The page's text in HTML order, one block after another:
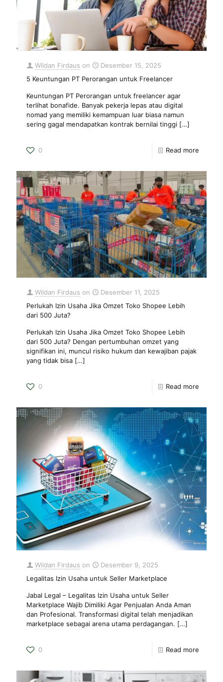
Wildan Firdaus on
Desember 15, 2025
5 Keuntungan PT Perorangan untuk Freelancer
Keuntungan PT Perorangan untuk freelancer agar
terlihat bonafide. Banyak pekerja lepas atau digital
nomad yang memiliki kemampuan luar biasa namun
sering gagal mendapatkan kontrak bernilai tinggi […]
0 Read more
Wildan Firdaus on
Desember 11, 2025
Perlukah Izin Usaha Jika Omzet Toko Shopee Lebih
dari 500 Juta?
Perlukah Izin Usaha Jika Omzet Toko Shopee Lebih
dari 500 Juta? Dengan pertumbuhan omzet yang
signifikan ini, muncul risiko hukum dan kewajiban pajak
yang tidak bisa […]
0 Read more
Wildan Firdaus on
Desember 9, 2025
Legalitas Izin Usaha untuk Seller Marketplace
Jabal Legal – Legalitas Izin Usaha untuk Seller
Marketplace Wajib Dimiliki Agar Penjualan Anda Aman
dan Profesional. Transformasi digital telah menjadikan
marketplace sebagai arena utama perdagangan. […]
0 Read more